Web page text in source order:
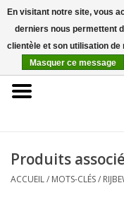
EUR
Accueil
Produits
ACCUEIL/ MOTS-CLÉS/
En visitant notre site, vous
derniers nous permettent
clientèle et son utilisation
Masquer ce message